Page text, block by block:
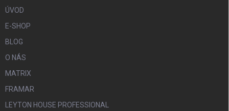
ÚVOD
E-SHOP
BLOG
O NÁS
MATRIX
FRAMAR
LEYTON HOUSE PROFESSIONAL